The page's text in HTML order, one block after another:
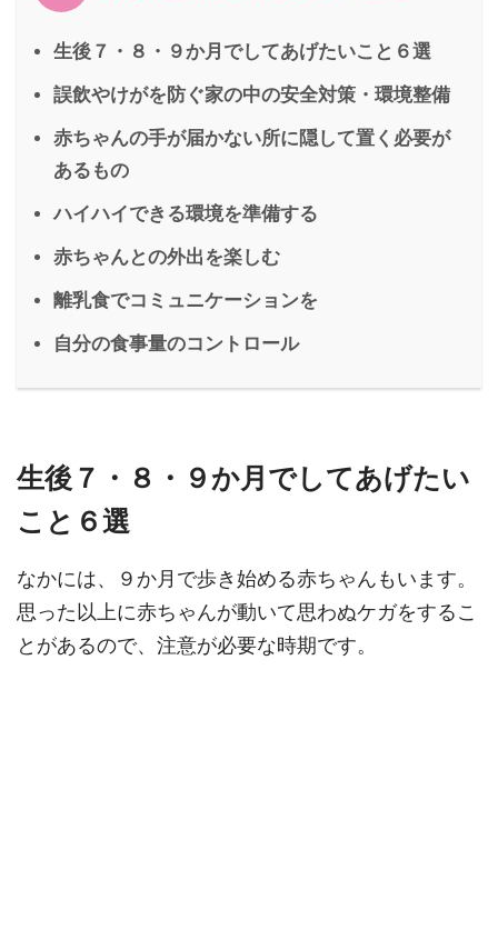
生後７・８・９か月でしてあげたいこと６選
誤飲やけがを防ぐ家の中の安全対策・環境整備
赤ちゃんの手が届かない所に隠して置く必要が
あるもの
ハイハイできる環境を準備する
赤ちゃんとの外出を楽しむ
離乳食でコミュニケーションを
自分の食事量のコントロール
生後７・８・９か月でしてあげたい
こと６選
なかには、９か月で歩き始める赤ちゃんもいます。
思った以上に赤ちゃんが動いて思わぬケガをするこ
とがあるので、注意が必要な時期です。